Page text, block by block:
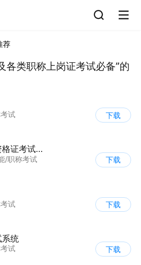
荐
各类职称上岗证考试必备”的
试
下载
医师类资格证考试宝典
/职称考试
下载
试
下载
统
试
下载